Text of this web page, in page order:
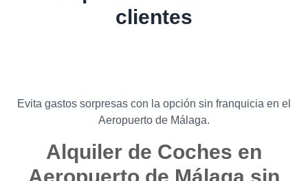
clientes
Evita gastos sorpresas con la opción sin franquicia en el
Aeropuerto de Málaga.
Alquiler de Coches en